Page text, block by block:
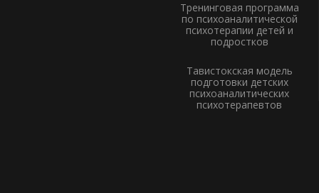
Тренинговая программа
по психоаналитической
психотерапии детей и
подростков
Тавистокская модель
подготовки детских
психоаналитических
психотерапевтов